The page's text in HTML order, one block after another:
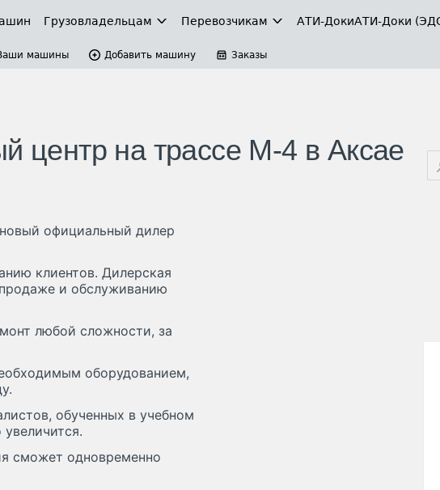
Грузовладельцам Перевозчикам АТИ-ДокиАТИ-Доки
машины Добавить машину Заказы
центр на трассе М-4 в Аксае
официальный дилер
клиентов. Дилерская
и обслуживанию
любой сложности, за
оборудованием,
обученных в учебном
сможет одновременно